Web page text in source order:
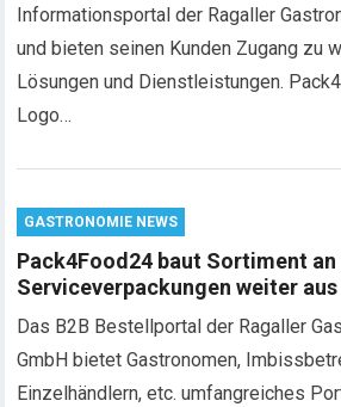
Informationsportal der Ragaller
und bieten seinen Kunden Zugang zu
Lösungen und Dienstleistungen.
Logo…
GASTRONOMIE NEWS
Pack4Food24 baut Sortiment
Serviceverpackungen weiter aus
Das B2B Bestellportal der Ragaller
GmbH bietet Gastronomen,
Einzelhändlern, etc. umfangreiches